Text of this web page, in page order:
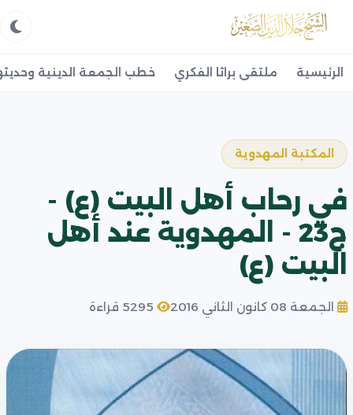
الرئيسية ملتقى براثا الفكري خطب الجمعة الدينية
المكتبة المهدوية
في رحاب أهل البیت (ع) -
ج23 - المهدوية عند أهل
البيت (ع)
الجمعة 08 كانون الثاني 2016